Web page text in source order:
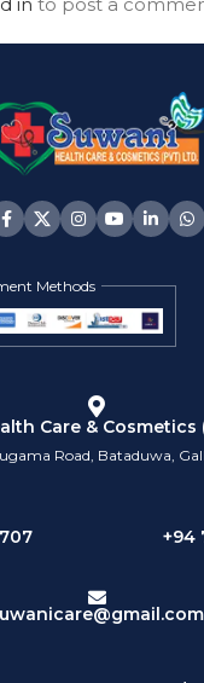
Methods
Care & Cosmetics
Road, Bataduwa,
+94